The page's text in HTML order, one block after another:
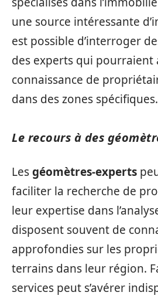
une source intéressante
est possible d’interroger
des experts qui pourraient
connaissance de
dans des zones spécifiques.
Le recours à des
Lesgéomètres-experts
faciliter la recherche de
leur expertise dans
disposent souvent de
approfondies sur les
terrains dans leur région.
services peut s’avérer